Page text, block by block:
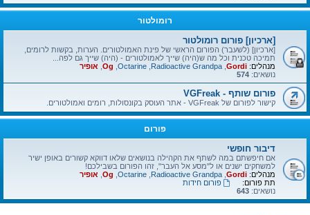
רומולטור
[ארכיון] פורום רומולטור
[ארכיון] (לשעבר) הפורום הראשי של פינת האמולטורים. הערות, בקשות לרומים,
תמיכה טכנית וכל מה ש(היה) שייך לאמולטורים - (היה) שייך גם לפה...
מנהלים: Gordi
Radioactive Grandpa
Octarine
Og אופיר
נושאים: 574
פורום שותף - VGFreak
קישור לפורום של VGFreak - אתר העוסק בקונסולות, רומים ואמולטורים.
פורום
דיבור חופשי
אם חיפשתם במה לשתף את הקהילה בנושאים שלאו דווקא קשורים באופן ישיר
למשחקים ישנים או ל"מסע אל העבר", זהו הפורום בשבילכם!
מנהלים: Gordi
Radioactive Grandpa
Octarine
Og אופיר
תת פורום:
פורום חידות
נושאים: 643